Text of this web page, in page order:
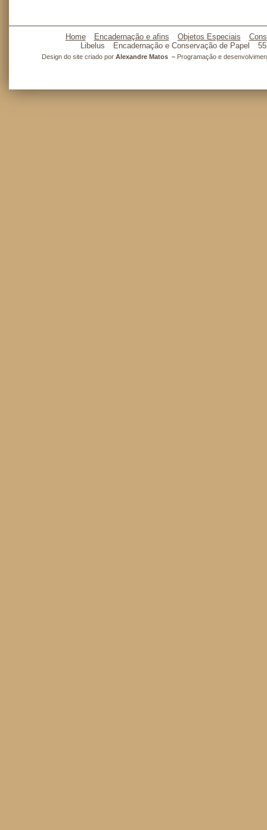
Home Encadernação e afins Objetos Especiais
Libelus
Encadernação e Conservação de Papel
Design do site criado por Alexandre Matos – Programação e